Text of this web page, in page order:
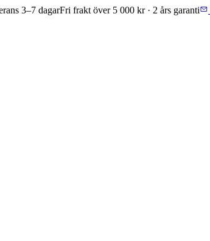
3–7 dagarFri frakt över 5 000 kr · 2 års garanti